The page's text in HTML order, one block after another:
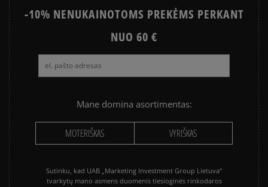
-10% NENUKAINOTOMS PREKĖMS PERKANT
NUO 60 €
Mane domina asortimentas:
MOTERIŠKAS VYRIŠKAS
Sutinku, kad UAB „Marketing Investment Group Lietuva“
tvarkytų mano asmens duomenis tiesioginės rinkodaros